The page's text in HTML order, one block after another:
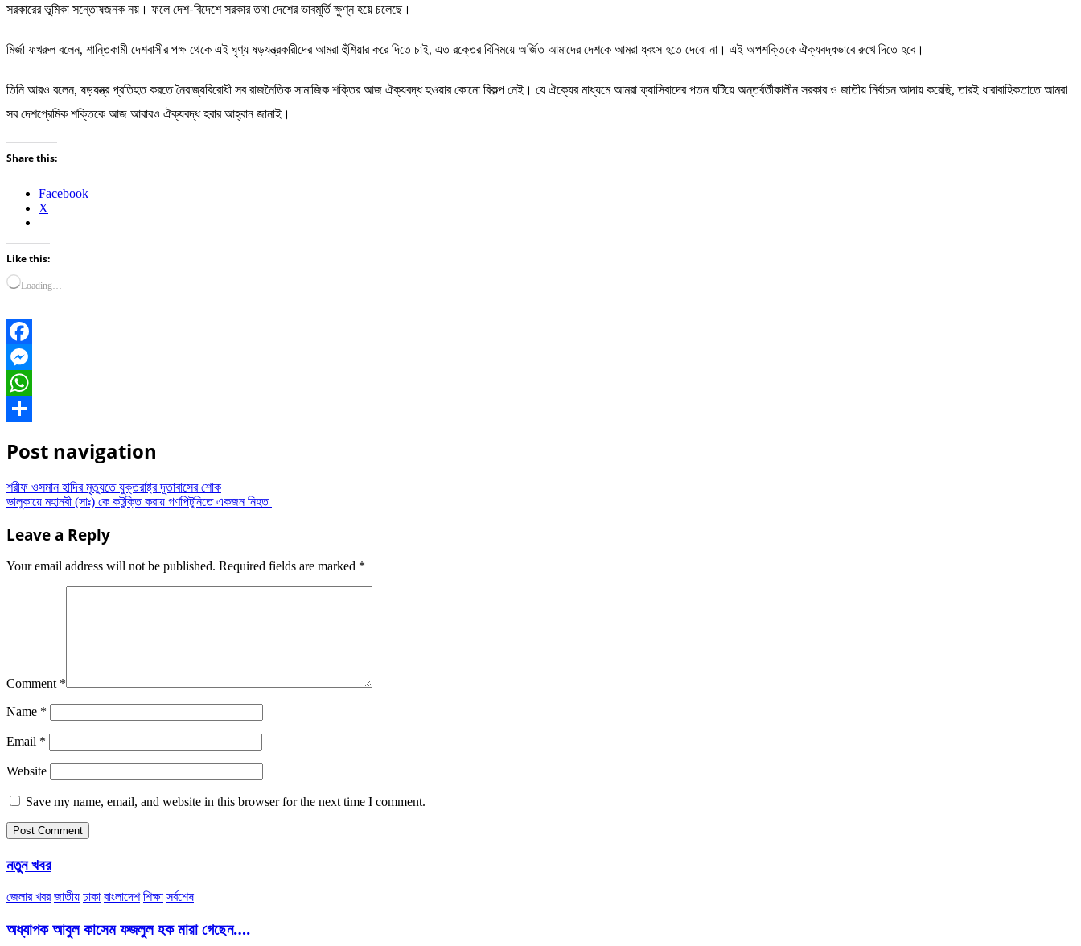
সরকারের ভূমিকা সন্তোষজনক নয়। ফলে দেশ-বিদেশে সরকার তথা দেশের ভাবমূর্তি ক্ষুণ্ন হয়ে চলেছে।
মির্জা ফখরুল বলেন, শান্তিকামী দেশবাসীর পক্ষ থেকে এই ঘৃণ্য ষড়যন্ত্রকারীদের আমরা হুঁশিয়ার করে দিতে চাই, এত রক্তের বিনিময়ে অর্জিত আমাদের দেশকে আমরা ধ্বংস হতে দেবো না। এই অপশক্তিকে ঐক্যবদ্ধভাবে রুখে দিতে হবে।
তিনি আরও বলেন, ষড়যন্ত্র প্রতিহত করতে নৈরাজ্যবিরোধী সব রাজনৈতিক সামাজিক শক্তির আজ ঐক্যবদ্ধ হওয়ার কোনো বিকল্প নেই। যে ঐক্যের মাধ্যমে আমরা ফ্যাসিবাদের পতন ঘটিয়ে অন্তর্বর্তীকালীন সরকার ও জাতীয় নির্বাচন আদায় করেছি, তারই ধারাবাহিকতাতে আমরা
সব দেশপ্রেমিক শক্তিকে আজ আবারও ঐক্যবদ্ধ হবার আহ্বান জানাই।
Share this:
Facebook
X
Like this:
Loading…
Facebook
Messenger
WhatsApp
Post navigation
শরীফ ওসমান হাদির মৃত্যুতে যুক্তরাষ্ট্র দূতাবাসের শোক
ভালুকায়ে মহানবী (সাঃ) কে কটুক্তি করায় গণপিটুনিতে একজন নিহত
Leave a Reply
Your email address will not be published. Required fields are marked *
Comment *
Name *
Email *
Website
Save my name, email, and website in this browser for the next time I comment.
নতুন খবর
জেলার খবর জাতীয় ঢাকা বাংলাদেশ শিক্ষা সর্বশেষ
অধ্যাপক আবুল কাসেম ফজলুল হক মারা গেছেন….